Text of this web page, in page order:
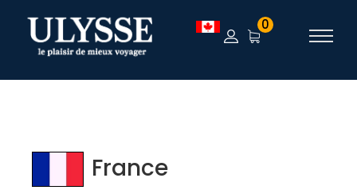
TEST 0
France